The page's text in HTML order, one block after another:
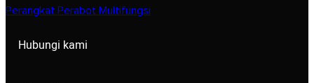
Perangkat Perabot Multifungsi
Hubungi kami